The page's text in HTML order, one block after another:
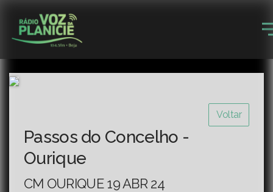
Voltar
Passos do Concelho -
Ourique
CM OURIQUE 19 ABR 24